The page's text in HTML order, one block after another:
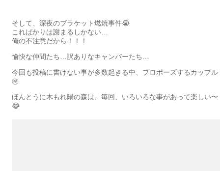
そして、深夜のブラケット燃焼事件😭
こればかりは謝まるしかない…
俺の不注意だから！！！
愉快な仲間たち…訳ありなキャンパーたち…
今回も投稿に書けない事が多数起きる中、プロポーズするカップル
㊗️
ほんとうに木もれ陽の森は、毎回、いろいろな事があって楽しい〜
😂